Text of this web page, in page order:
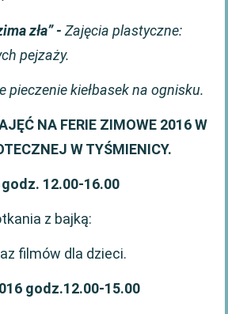
zła” -Zajęcia plastyczne:
pejzaży.
pieczenie kiełbasek na ognisku.
NA FERIE ZIMOWE 2016 W
W TYŚMIENICY.
12.00-16.00
z bajką:
filmów dla dzieci.
godz.12.00-15.00